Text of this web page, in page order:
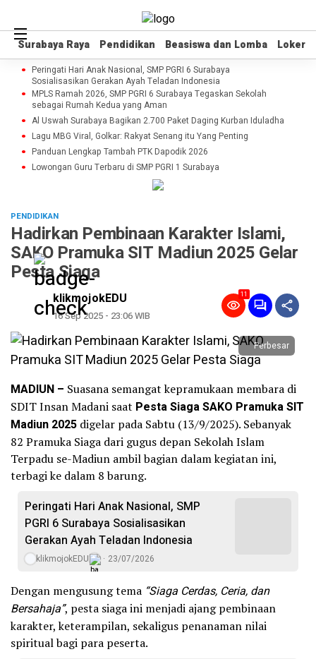
Surabaya Raya Pendidikan Beasiswa dan Lomba Loker
Surabaya Raya Pendidikan Beasiswa dan Lomba Loker
Peringati Hari Anak Nasional, SMP PGRI 6 Surabaya
Sosialisasikan Gerakan Ayah Teladan Indonesia
MPLS Ramah 2026, SMP PGRI 6 Surabaya Tegaskan Sekolah
sebagai Rumah Kedua yang Aman
Al Uswah Surabaya Bagikan 2.700 Paket Daging Kurban Iduladha
Lagu MBG Viral, Golkar: Rakyat Senang itu Yang Penting
Panduan Lengkap Tambah PTK Dapodik 2026
Lowongan Guru Terbaru di SMP PGRI 1 Surabaya
PENDIDIKAN
Hadirkan Pembinaan Karakter Islami,
SAKO Pramuka SIT Madiun 2025 Gelar
Pesta Siaga
klikmojokEDU
16 Sep 2025 - 23:06 WIB
11
Perbesar
MADIUN – Suasana semangat kepramukaan membara di
SDIT Insan Madani saat Pesta Siaga SAKO Pramuka SIT
Madiun 2025 digelar pada Sabtu (13/9/2025). Sebanyak
82 Pramuka Siaga dari gugus depan Sekolah Islam
Terpadu se-Madiun ambil bagian dalam kegiatan ini,
terbagi ke dalam 8 barung.
Peringati Hari Anak Nasional, SMP
PGRI 6 Surabaya Sosialisasikan
Gerakan Ayah Teladan Indonesia
klikmojokEDU 23/07/2026
Dengan mengusung tema “Siaga Cerdas, Ceria, dan
Bersahaja”, pesta siaga ini menjadi ajang pembinaan
karakter, keterampilan, sekaligus penanaman nilai
spiritual bagi para peserta.